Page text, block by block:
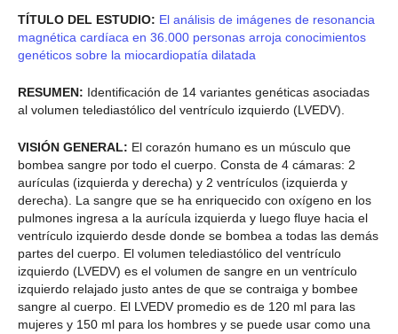
TÍTULO DEL ESTUDIO: El análisis de imágenes de resonancia
magnética cardíaca en 36.000 personas arroja conocimientos
genéticos sobre la miocardiopatía dilatada
RESUMEN: Identificación de 14 variantes genéticas asociadas
al volumen telediastólico del ventrículo izquierdo (LVEDV).
VISIÓN GENERAL: El corazón humano es un músculo que
bombea sangre por todo el cuerpo. Consta de 4 cámaras: 2
aurículas (izquierda y derecha) y 2 ventrículos (izquierda y
derecha). La sangre que se ha enriquecido con oxígeno en los
pulmones ingresa a la aurícula izquierda y luego fluye hacia el
ventrículo izquierdo desde donde se bombea a todas las demás
partes del cuerpo. El volumen telediastólico del ventrículo
izquierdo (LVEDV) es el volumen de sangre en un ventrículo
izquierdo relajado justo antes de que se contraiga y bombee
sangre al cuerpo. El LVEDV promedio es de 120 ml para las
mujeres y 150 ml para los hombres y se puede usar como una